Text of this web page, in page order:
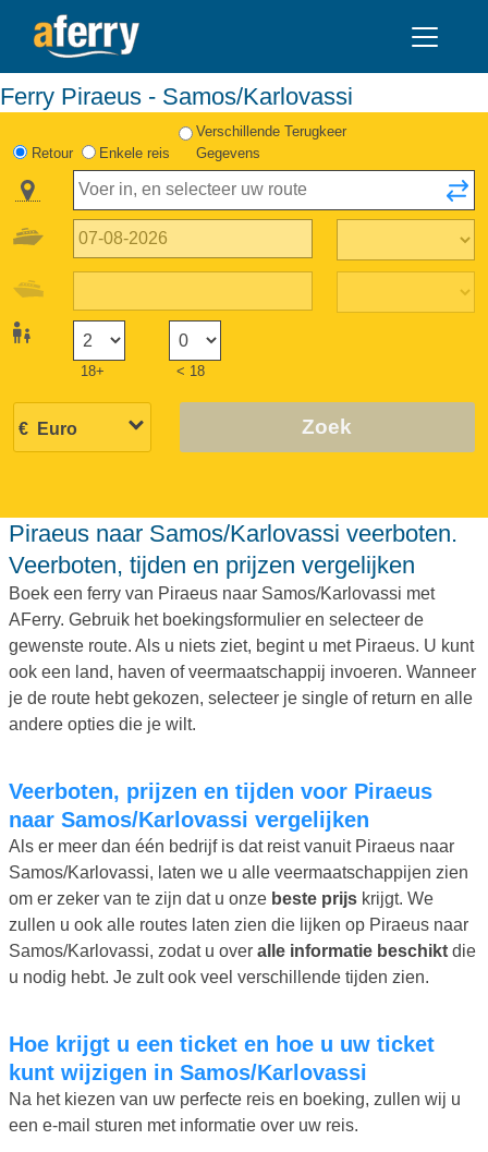
Ferry Piraeus - Samos/Karlovassi
Retour Enkele reis
Verschillende Terugkeer
Gegevens
18+ < 18
Zoek
Piraeus naar Samos/Karlovassi veerboten.
Veerboten, tijden en prijzen vergelijken
Boek een ferry van Piraeus naar Samos/Karlovassi met
AFerry. Gebruik het boekingsformulier en selecteer de
gewenste route. Als u niets ziet, begint u met Piraeus. U kunt
ook een land, haven of veermaatschappij invoeren. Wanneer
je de route hebt gekozen, selecteer je single of return en alle
andere opties die je wilt.
Veerboten, prijzen en tijden voor Piraeus
naar Samos/Karlovassi vergelijken
Als er meer dan één bedrijf is dat reist vanuit Piraeus naar
Samos/Karlovassi, laten we u alle veermaatschappijen zien
om er zeker van te zijn dat u onze beste prijs krijgt. We
zullen u ook alle routes laten zien die lijken op Piraeus naar
Samos/Karlovassi, zodat u over alle informatie beschikt die
u nodig hebt. Je zult ook veel verschillende tijden zien.
Hoe krijgt u een ticket en hoe u uw ticket
kunt wijzigen in Samos/Karlovassi
Na het kiezen van uw perfecte reis en boeking, zullen wij u
een e-mail sturen met informatie over uw reis.